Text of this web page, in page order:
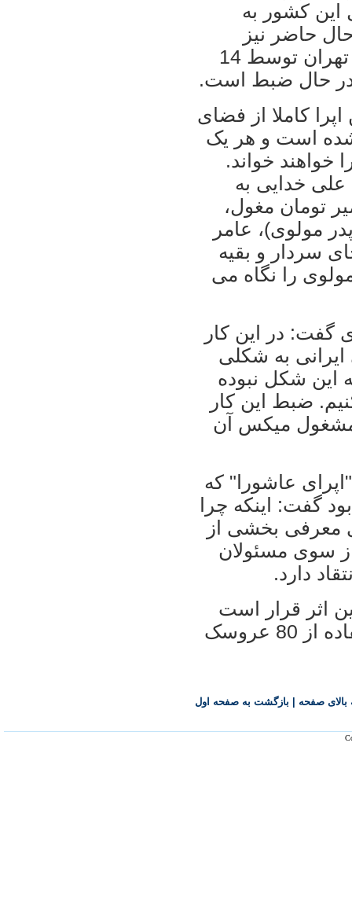
این کشور به
حاضر نیز
بخش آوازی این اپرا در استودیو پاپ در تهران توسط 14
در حال ضبط است.
کاملا از فضای
شده است و هر یک
خواند.
علی خدایی به
تومان مغول،
مولوی)، عامر
سردار و بقیه
را نگاه می
گفت: در این کار
به شکلی
این شکل نبوده
ضبط این کار
مشغول میکس آن
عاشورا" که
گفت: اینکه چرا
معرفی بخشی از
سوی مسئولان
دارد.
اثر قرار است
بهروز غریب پور اپرای مولوی را با استفاده از 80 عروسک
صفحه بازگشت به صفحه اول